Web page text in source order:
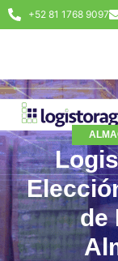
+52 81 1768 9097
de